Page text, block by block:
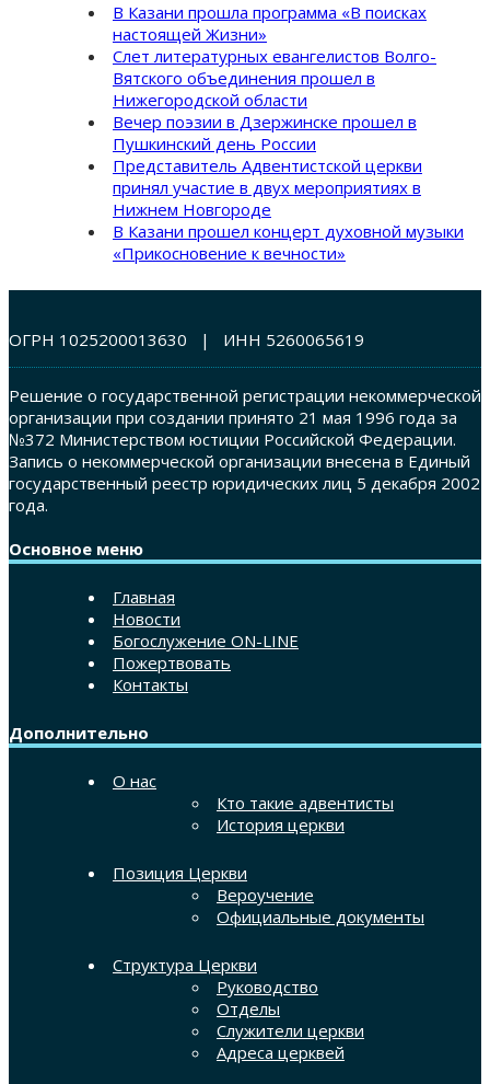
В Казани прошла программа «В поисках
настоящей Жизни»
Слет литературных евангелистов Волго-
Вятского объединения прошел в
Нижегородской области
Вечер поэзии в Дзержинске прошел в
Пушкинский день России
Представитель Адвентистской церкви
принял участие в двух мероприятиях в
Нижнем Новгороде
В Казани прошел концерт духовной музыки
«Прикосновение к вечности»
ОГРН 1025200013630 | ИНН 5260065619
Решение о государственной регистрации некоммерческой
организации при создании принято 21 мая 1996 года за
№372 Министерством юстиции Российской Федерации.
Запись о некоммерческой организации внесена в Единый
государственный реестр юридических лиц 5 декабря 2002
года.
Основное меню
Главная
Новости
Богослужение ON-LINE
Пожертвовать
Контакты
Дополнительно
О нас
Кто такие адвентисты
История церкви
Позиция Церкви
Вероучение
Официальные документы
Структура Церкви
Руководство
Отделы
Служители церкви
Адреса церквей